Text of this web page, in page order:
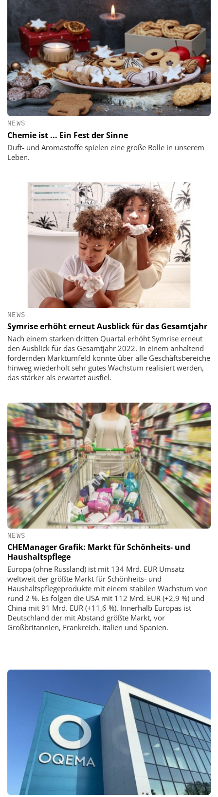
NEWS
Chemie ist ... Ein Fest der Sinne
Duft- und Aromastoffe spielen eine große Rolle in unserem
Leben.
NEWS
Symrise erhöht erneut Ausblick für das Gesamtjahr
Nach einem starken dritten Quartal erhöht Symrise erneut
den Ausblick für das Gesamtjahr 2022. In einem anhaltend
fordernden Marktumfeld konnte über alle Geschäftsbereiche
hinweg wiederholt sehr gutes Wachstum realisiert werden,
das stärker als erwartet ausfiel.
NEWS
CHEManager Grafik: Markt für Schönheits- und
Haushaltspflege
Europa (ohne Russland) ist mit 134 Mrd. EUR Umsatz
weltweit der größte Markt für Schönheits- und
Haushaltspflegeprodukte mit einem stabilen Wachstum von
rund 2 %. Es folgen die USA mit 112 Mrd. EUR (+2,9 %) und
China mit 91 Mrd. EUR (+11,6 %). Innerhalb Europas ist
Deutschland der mit Abstand größte Markt, vor
Großbritannien, Frankreich, Italien und Spanien.